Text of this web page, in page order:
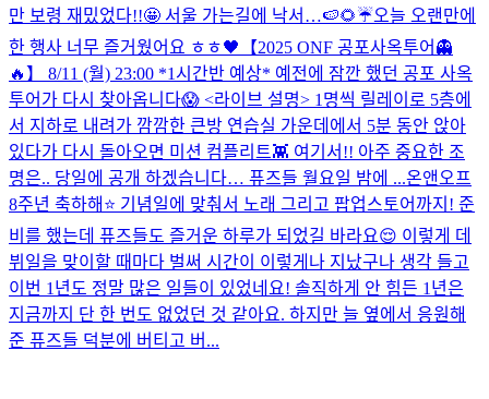
만 보령 재밌었다!!🤩 서울 가는길에 낙서…🍉🌻☔️오늘 오랜만에
한 행사 너무 즐거웠어요 ㅎㅎ🖤
【2025 ONF 공포사옥투어👻
🔥】 8/11 (월) 23:00 *1시간반 예상* 예전에 잠깐 했던 공포 사옥
투어가 다시 찾아옵니다😱 <라이브 설명> 1명씩 릴레이로 5층에
서 지하로 내려가 깜깜한 큰방 연습실 가운데에서 5분 동안 앉아
있다가 다시 돌아오면 미션 컴플리트👾 여기서!! 아주 중요한 조
명은.. 당일에 공개 하겠습니다… 퓨즈들 월요일 밤에 ...온앤오프
8주년 축하해⭐️ 기념일에 맞춰서 노래 그리고 팝업스토어까지! 준
비를 했는데 퓨즈들도 즐거운 하루가 되었길 바라요😌 이렇게 데
뷔일을 맞이할 때마다 벌써 시간이 이렇게나 지났구나 생각 들고
이번 1년도 정말 많은 일들이 있었네요! 솔직하게 안 힘든 1년은
지금까지 단 한 번도 없었던 것 같아요. 하지만 늘 옆에서 응원해
준 퓨즈들 덕분에 버티고 버...